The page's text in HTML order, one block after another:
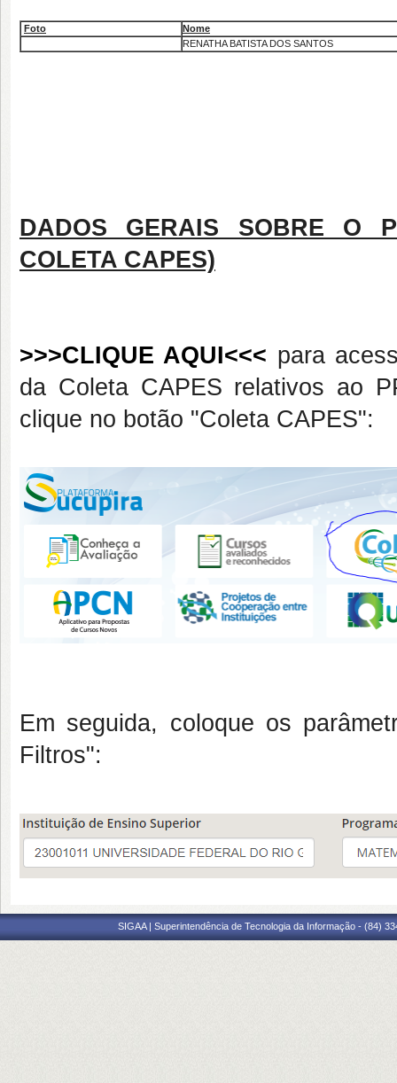
Foto
Nome
RENATHA BATISTA DOS SANTOS
DADOS GERAIS SOBRE O
COLETA CAPES)
>>>CLIQUE AQUI<<< para
da Coleta CAPES relativos ao
clique no botão "Coleta CAPES":
Em seguida, coloque os
Filtros":
SIGAA | Superintendência de Tecnologia da Informação - (84)